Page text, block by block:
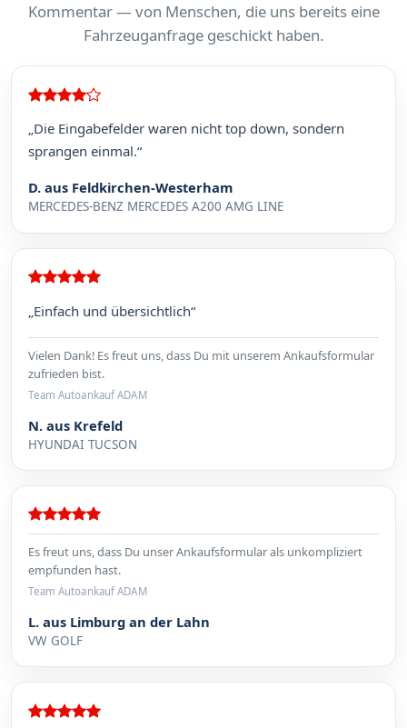
Kommentar — von Menschen, die uns bereits eine
Fahrzeuganfrage geschickt haben.
„Die Eingabefelder waren nicht top down, sondern
sprangen einmal.“
D. aus Feldkirchen-Westerham
MERCEDES-BENZ MERCEDES A200 AMG LINE
„Einfach und übersichtlich“
Vielen Dank! Es freut uns, dass Du mit unserem Ankaufsformular
zufrieden bist.
Team Autoankauf ADAM
N. aus Krefeld
HYUNDAI TUCSON
Es freut uns, dass Du unser Ankaufsformular als unkompliziert
empfunden hast.
Team Autoankauf ADAM
L. aus Limburg an der Lahn
VW GOLF